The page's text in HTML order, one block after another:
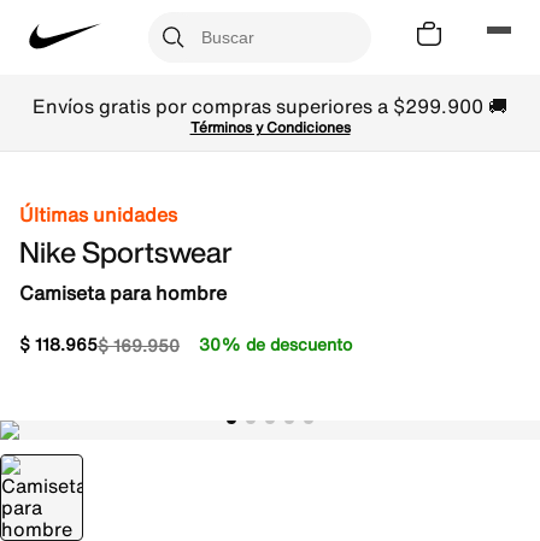
Envíos gratis por compras superiores a $299.900 🚚
Términos y Condiciones
Últimas unidades
Nike Sportswear
Camiseta para hombre
$169.950
$118.965 30% de descuento